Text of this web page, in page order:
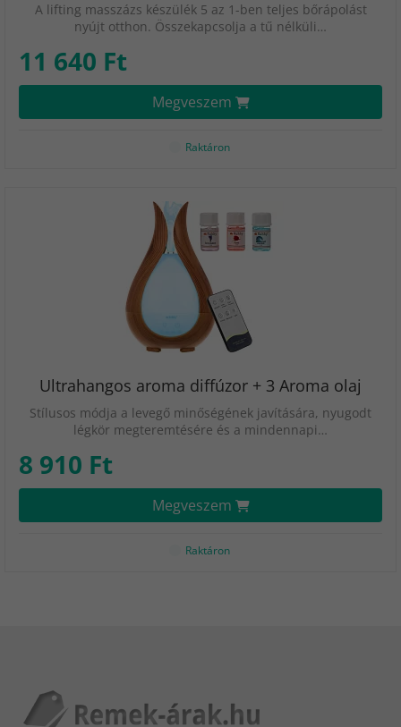
A lifting masszázs készülék 5 az 1-ben teljes bőrápolást
nyújt otthon. Összekapcsolja a tű nélküli…
11 640 Ft
Megveszem
Raktáron
Ultrahangos aroma diffúzor + 3 Aroma olaj
Stílusos módja a levegő minőségének javítására, nyugodt
légkör megteremtésére és a mindennapi…
8 910 Ft
Megveszem
Raktáron